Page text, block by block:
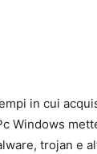
in cui
Windows
trojan e